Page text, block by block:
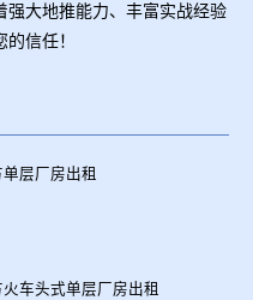
强大地推能力、丰富实战经验
信任！
层厂房出租
车头式单层厂房出租